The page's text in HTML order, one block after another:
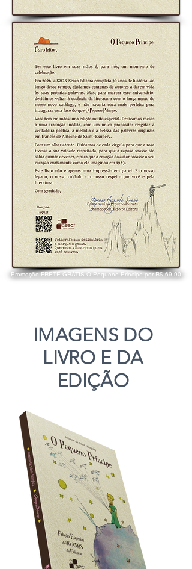
Promoção FRETE GRÁTIS O Pequeno Príncipe por R$ 69,90
IMAGENS DO
LIVRO E DA
EDIÇÃO